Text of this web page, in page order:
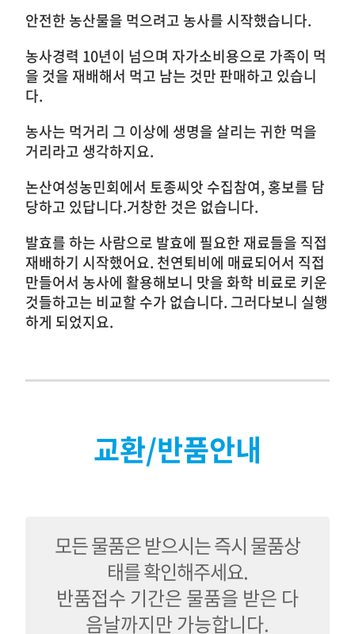
안전한 농산물을 먹으려고 농사를 시작했습니다.
농사경력 10년이 넘으며 자가소비용으로 가족이 먹
을 것을 재배해서 먹고 남는 것만 판매하고 있습니
다.
농사는 먹거리 그 이상에 생명을 살리는 귀한 먹을
거리라고 생각하지요.
논산여성농민회에서 토종씨앗 수집참여, 홍보를 담
당하고 있답니다.거창한 것은 없습니다.
발효를 하는 사람으로 발효에 필요한 재료들을 직접
재배하기 시작했어요. 천연퇴비에 매료되어서 직접
만들어서 농사에 활용해보니 맛을 화학 비료로 키운
것들하고는 비교할 수가 없습니다. 그러다보니 실행
하게 되었지요.
교환/반품안내
모든 물품은 받으시는 즉시 물품상
태를 확인해주세요.
반품접수 기간은 물품을 받은 다
음날까지만 가능합니다.